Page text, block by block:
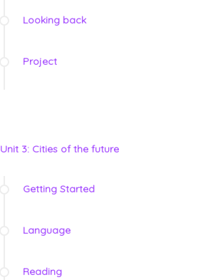
Looking back
Project
Unit 3: Cities of the future
Getting Started
Language
Reading